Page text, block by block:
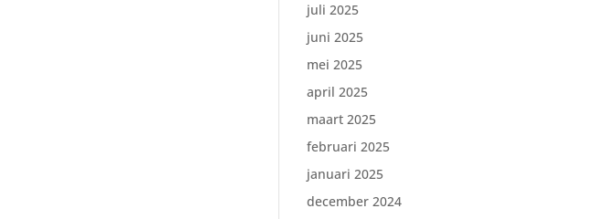
juli 2025
juni 2025
mei 2025
april 2025
maart 2025
februari 2025
januari 2025
december 2024